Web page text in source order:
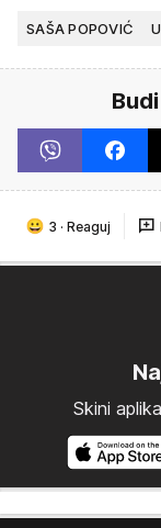
SAŠA POPOVIĆ
3 · Reaguj
Skini